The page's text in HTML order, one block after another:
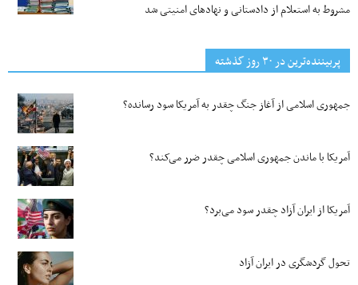
مشروط به استعلام از دادستانی و نهادهای امنیتی شد
پربیننده‌ترین‌ در ۳۰ روز گذشته
جمهوری اسلامی از آغاز جنگ چقدر به آمریکا سود رسانده؟
آمریکا با ماندن جمهوری اسلامی چقدر ضرر می‌کند؟
آمریکا از ایران آزاد چقدر سود می‌برد؟
تحول گردشگری در ایران آزاد